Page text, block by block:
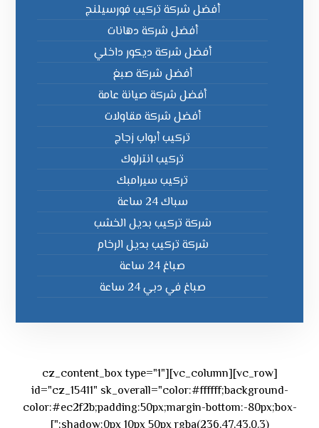
أفضل شركة تركيب فورسيلنج
أفضل شركة دهانات
أفضل شركة ديكور داخلي
أفضل شركة صبغ
أفضل شركة صيانة عامة
أفضل شركة مقاولات
تركيب أبواب زجاج
تركيب انترلوك
تركيب سيرامبك
سباك 24 ساعة
شركة تركيب بديل الخشب
شركة تركيب بديل الرخام
صباغ 24 ساعة
صباغ في دبي 24 ساعة
[vc_row][vc_column][cz_content_box type="1"
id="cz_15411" sk_overall="color:#ffffff;background-
color:#ec2f2b;padding:50px;margin-bottom:-80px;box-